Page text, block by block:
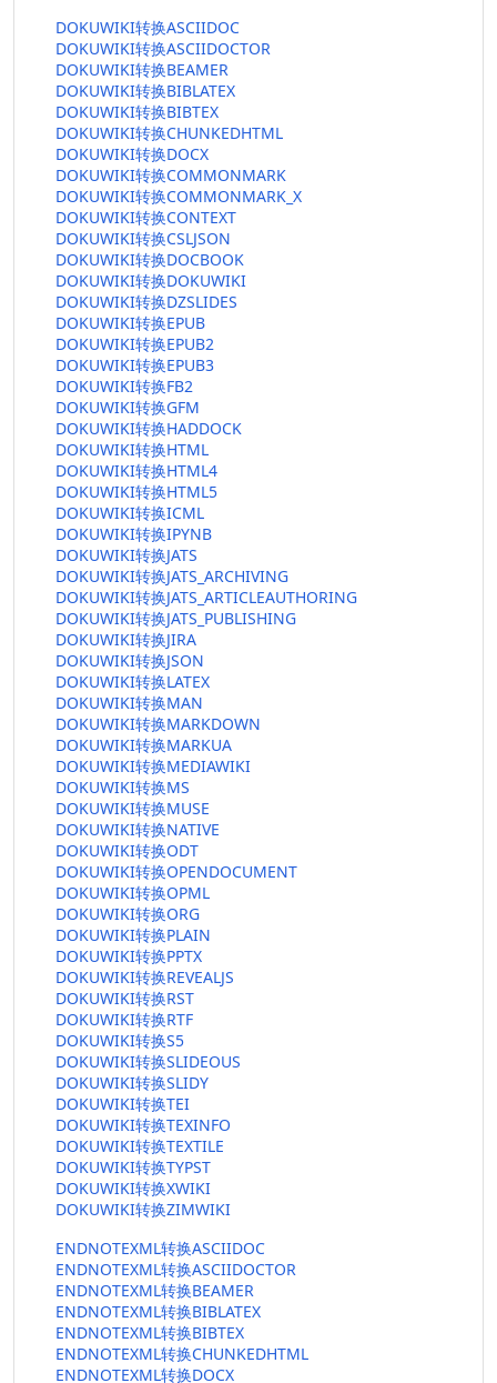
DOKUWIKI转换ASCIIDOC
DOKUWIKI转换ASCIIDOCTOR
DOKUWIKI转换BEAMER
DOKUWIKI转换BIBLATEX
DOKUWIKI转换BIBTEX
DOKUWIKI转换CHUNKEDHTML
DOKUWIKI转换DOCX
DOKUWIKI转换COMMONMARK
DOKUWIKI转换COMMONMARK_X
DOKUWIKI转换CONTEXT
DOKUWIKI转换CSLJSON
DOKUWIKI转换DOCBOOK
DOKUWIKI转换DOKUWIKI
DOKUWIKI转换DZSLIDES
DOKUWIKI转换EPUB
DOKUWIKI转换EPUB2
DOKUWIKI转换EPUB3
DOKUWIKI转换FB2
DOKUWIKI转换GFM
DOKUWIKI转换HADDOCK
DOKUWIKI转换HTML
DOKUWIKI转换HTML4
DOKUWIKI转换HTML5
DOKUWIKI转换ICML
DOKUWIKI转换IPYNB
DOKUWIKI转换JATS
DOKUWIKI转换JATS_ARCHIVING
DOKUWIKI转换JATS_ARTICLEAUTHORING
DOKUWIKI转换JATS_PUBLISHING
DOKUWIKI转换JIRA
DOKUWIKI转换JSON
DOKUWIKI转换LATEX
DOKUWIKI转换MAN
DOKUWIKI转换MARKDOWN
DOKUWIKI转换MARKUA
DOKUWIKI转换MEDIAWIKI
DOKUWIKI转换MS
DOKUWIKI转换MUSE
DOKUWIKI转换NATIVE
DOKUWIKI转换ODT
DOKUWIKI转换OPENDOCUMENT
DOKUWIKI转换OPML
DOKUWIKI转换ORG
DOKUWIKI转换PLAIN
DOKUWIKI转换PPTX
DOKUWIKI转换REVEALJS
DOKUWIKI转换RST
DOKUWIKI转换RTF
DOKUWIKI转换S5
DOKUWIKI转换SLIDEOUS
DOKUWIKI转换SLIDY
DOKUWIKI转换TEI
DOKUWIKI转换TEXINFO
DOKUWIKI转换TEXTILE
DOKUWIKI转换TYPST
DOKUWIKI转换XWIKI
DOKUWIKI转换ZIMWIKI
ENDNOTEXML转换ASCIIDOC
ENDNOTEXML转换ASCIIDOCTOR
ENDNOTEXML转换BEAMER
ENDNOTEXML转换BIBLATEX
ENDNOTEXML转换BIBTEX
ENDNOTEXML转换CHUNKEDHTML
ENDNOTEXML转换DOCX